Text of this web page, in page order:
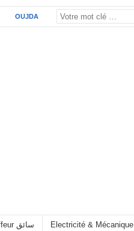
OUJDA
Chauffeur سائق Electricité & Mécanique